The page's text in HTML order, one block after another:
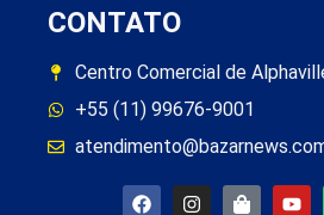
CONTATO
Centro Comercial de
+55 (11) 99676-9001